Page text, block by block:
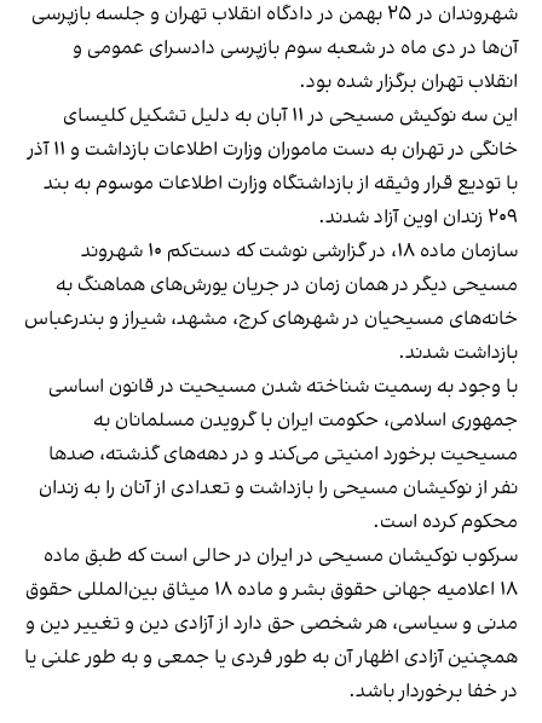
شهروندان در ۲۵ بهمن در دادگاه انقلاب تهران و جلسه بازپرسی
آن‌ها در دی ماه در شعبه سوم بازپرسی دادسرای عمومی و
انقلاب تهران برگزار شده بود.
این سه نوکیش مسیحی در ۱۱ آبان به دلیل تشکیل کلیسای
خانگی در تهران به دست ماموران وزارت اطلاعات بازداشت و ۱۱ آذر
با تودیع قرار وثیقه از بازداشتگاه وزارت اطلاعات موسوم به بند
۲۰۹ زندان اوین آزاد شدند.
سازمان ماده ۱۸، در گزارشی نوشت که دست‌کم ۱۰ شهروند
مسیحی دیگر در همان زمان در جریان یورش‌های هماهنگ به
خانه‌های مسیحیان در شهرهای کرج، مشهد، شیراز و بندرعباس
بازداشت شدند.
با وجود به رسمیت شناخته شدن مسیحیت در قانون اساسی
جمهوری اسلامی، حکومت ایران با گرویدن مسلمانان به
مسیحیت برخورد امنیتی می‌کند و در دهه‌های گذشته، صدها
نفر از نوکیشان مسیحی را بازداشت و تعدادی از آنان را به زندان
محکوم کرده است.
سرکوب نوکیشان مسیحی در ایران در حالی است که طبق ماده
۱۸ اعلامیه جهانی حقوق بشر و ماده ۱۸ میثاق بین‌المللی حقوق
مدنی و سیاسی، هر شخصی حق دارد از آزادی دین و تغییر دین و
همچنین آزادی اظهار آن به طور فردی یا جمعی و به طور علنی یا
در خفا برخوردار باشد.